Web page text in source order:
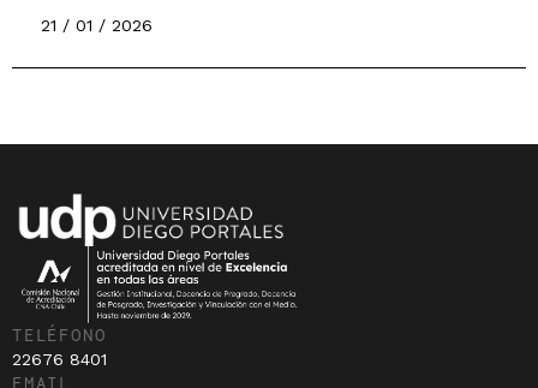
21 / 01 / 2026
TELÉFONO
22676 8401
EMAIL